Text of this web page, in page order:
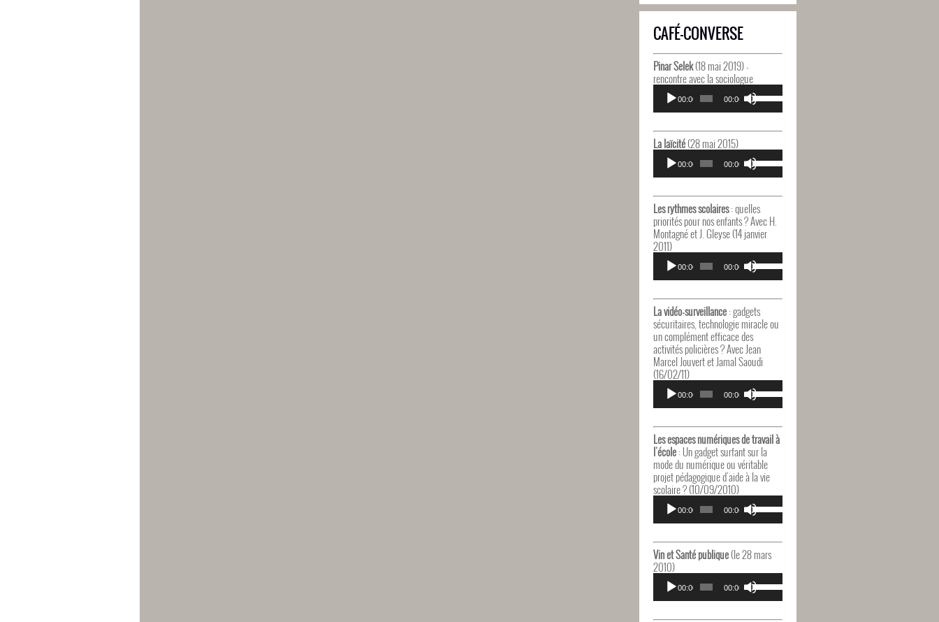
CAFÉ-CONVERSE
Pinar Selek(18 mai 2019) -
rencontre avec la sociologue
Lecteur
audio
00:00 00:00
Utilisez
les
flèches
augmenter
ou
diminuer
volume.
La laïcité(28 mai 2015)
Lecteur
audio
00:00 00:00
Utilisez
les
flèches
pour
augmenter
ou
le
volume.
Les rythmes scolaires: quelles
priorités pour nos enfants ? Avec H.
Montagné et J. Gleyse (14 janvier
2011)
Lecteur
audio
00:00 00:00
Utilisez
les
flèches
pour
augmenter
ou
diminuer
le
La vidéo-surveillance: gadgets
sécuritaires, technologie miracle ou
un complément efficace des
activités policières ? Avec Jean
Marcel Jouvert et Jamal Saoudi
(16/02/11)
Lecteur
audio
00:00 00:00
Utilisez
les
flèches
pour
augmenter
ou
diminuer
volume.
Les espaces numériques de travail à
l'école: Un gadget surfant sur la
mode du numérique ou véritable
projet pédagogique d'aide à la vie
scolaire ? (10/09/2010)
Lecteur
audio
00:00 00:00
Utilisez
les
flèches
pour
ou
diminuer
le
Vin et Santé publique(le 28 mars
2010)
Lecteur
audio
00:00 00:00
Utilisez
les
flèches